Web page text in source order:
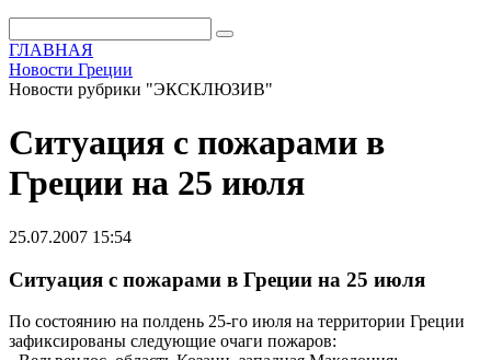
ГЛАВНАЯ
Новости Греции
Новости рубрики "ЭКСКЛЮЗИВ"
Ситуация с пожарами в
Греции на 25 июля
25.07.2007 15:54
Ситуация с пожарами в Греции на 25 июля
По состоянию на полдень 25-го июля на территории Греции
зафиксированы следующие очаги пожаров: